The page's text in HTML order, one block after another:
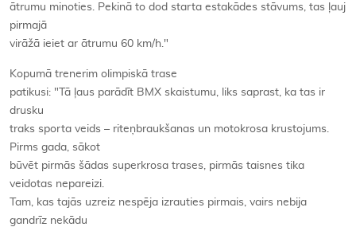
ātrumu minoties. Pekinā to dod starta estakādes stāvums, tas ļauj
pirmajā
virāžā ieiet ar ātrumu 60 km/h."
Kopumā trenerim olimpiskā trase
patikusi: "Tā ļaus parādīt BMX skaistumu, liks saprast, ka tas ir
drusku
traks sporta veids – riteņbraukšanas un motokrosa krustojums.
Pirms gada, sākot
būvēt pirmās šādas superkrosa trases, pirmās taisnes tika
veidotas nepareizi.
Tam, kas tajās uzreiz nespēja izrauties pirmais, vairs nebija
gandrīz nekādu